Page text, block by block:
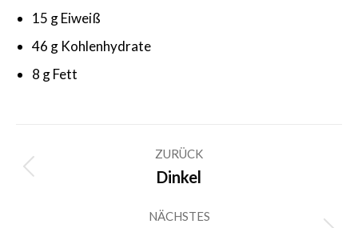
15 g Eiweiß
46 g Kohlenhydrate
8 g Fett
ZURÜCK
Vorheriger
Dinkel
NÄCHSTES